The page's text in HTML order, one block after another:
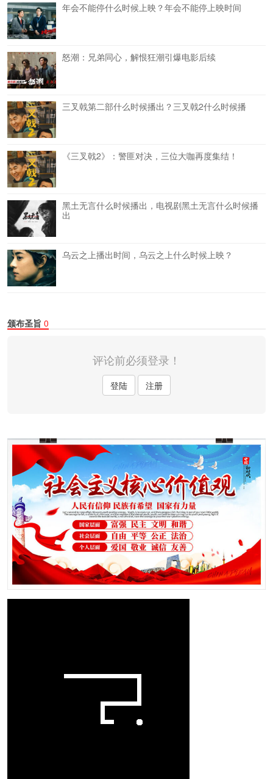
年会不能停什么时候上映？年会不能停上映时间
怒潮：兄弟同心，解恨狂潮引爆电影后续
三叉戟第二部什么时候播出？三叉戟2什么时候播
《三叉戟2》：警匪对决，三位大咖再度集结！
黑土无言什么时候播出，电视剧黑土无言什么时候播
出
乌云之上播出时间，乌云之上什么时候上映？
颁布圣旨 0
评论前必须登录！
登陆 注册